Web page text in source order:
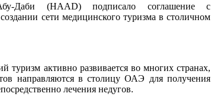
Даби (HAAD) подписало соглашение с
сети медицинского туризма в столичном
туризм активно развивается во многих странах,
направляются в столицу ОАЭ для получения
лечения недугов.